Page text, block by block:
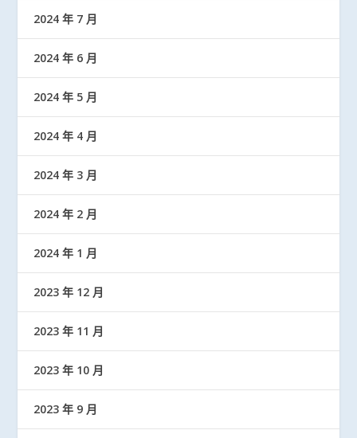
2024 年 7 月
2024 年 6 月
2024 年 5 月
2024 年 4 月
2024 年 3 月
2024 年 2 月
2024 年 1 月
2023 年 12 月
2023 年 11 月
2023 年 10 月
2023 年 9 月